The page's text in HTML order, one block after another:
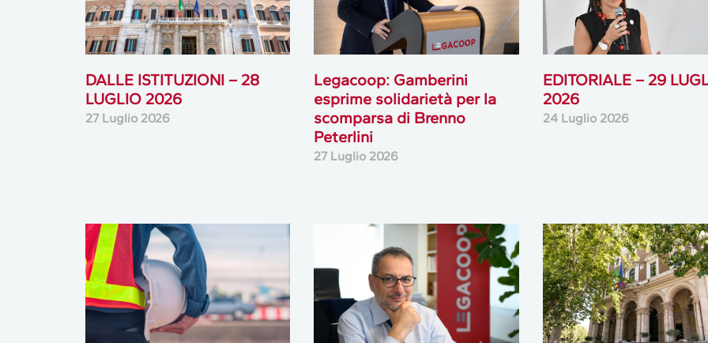
DALLE ISTITUZIONI – 28
LUGLIO 2026
27 Luglio 2026
Legacoop: Gamberini
esprime solidarietà per la
scomparsa di Brenno
Peterlini
27 Luglio 2026
EDITORIALE – 29
2026
24 Luglio 2026